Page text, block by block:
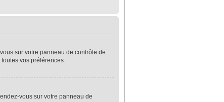
sur votre panneau de contrôle de
vos préférences.
vous sur votre panneau de